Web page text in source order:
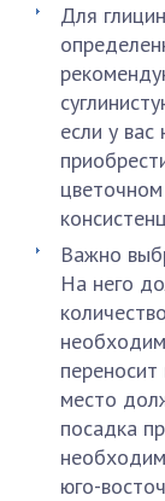
Для
если у
Важно
На него
место
посадка
юго-